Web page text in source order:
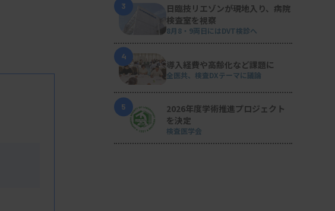
3
日臨技リエゾンが現地入り、病院
検査室を視察
8月8・9両日にはDVT検診へ
4
導入経費や高齢化など課題に
全医共、検査DXテーマに議論
5
2026年度学術推進プロジェクト
を決定
検査医学会